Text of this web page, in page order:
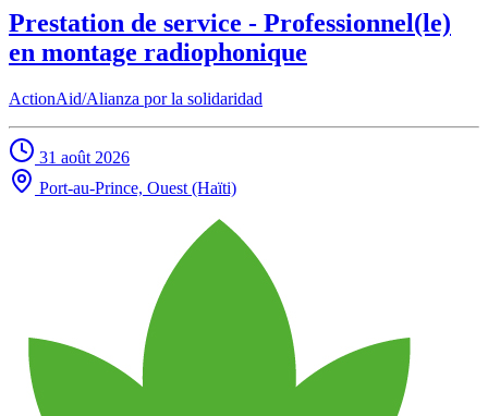
Prestation de service - Professionnel(le)
en montage radiophonique
ActionAid/Alianza por la solidaridad
31 août 2026
Port-au-Prince, Ouest (Haïti)